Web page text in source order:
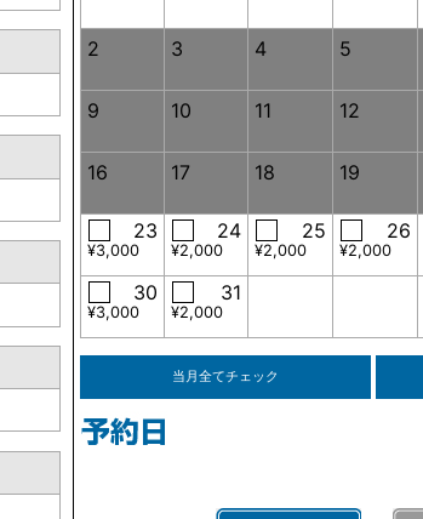
2 3 4 5
9 10 11 12
16 17 18 19
23
¥3,000
24
¥2,000
25
¥2,000
26
¥2,000
30
¥3,000
31
¥2,000
当月全てチェック